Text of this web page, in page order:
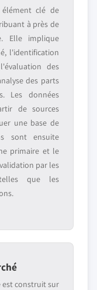
clé de
à près de
Elle implique
l'identification
des
des parts
Les données
de sources
une base de
sont ensuite
primaire et le
par les
que les
construit sur